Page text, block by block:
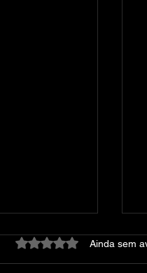
Avaliado com 0 de 5
Ainda sem